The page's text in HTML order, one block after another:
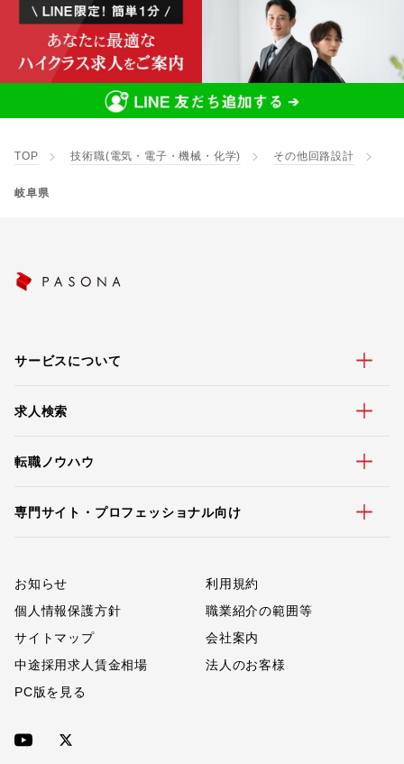
TOP 技術職(電気・電子・機械・化学) その他回路設計
岐阜県
サービスについて
求人検索
転職ノウハウ
専門サイト・プロフェッショナル向け
お知らせ
利用規約
個人情報保護方針
職業紹介の範囲等
サイトマップ
会社案内
中途採用求人賃金相場
法人のお客様
PC版を見る